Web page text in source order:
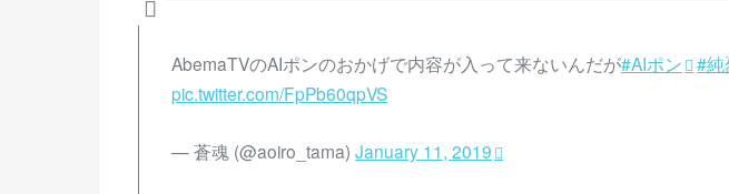
AbemaTVのAIポンのおかげで内容が入って来ないんだが#AIポン #純
pic.twitter.com/FpPb60qpVS
— 蒼魂 (@aoiro_tama)January 11, 2019